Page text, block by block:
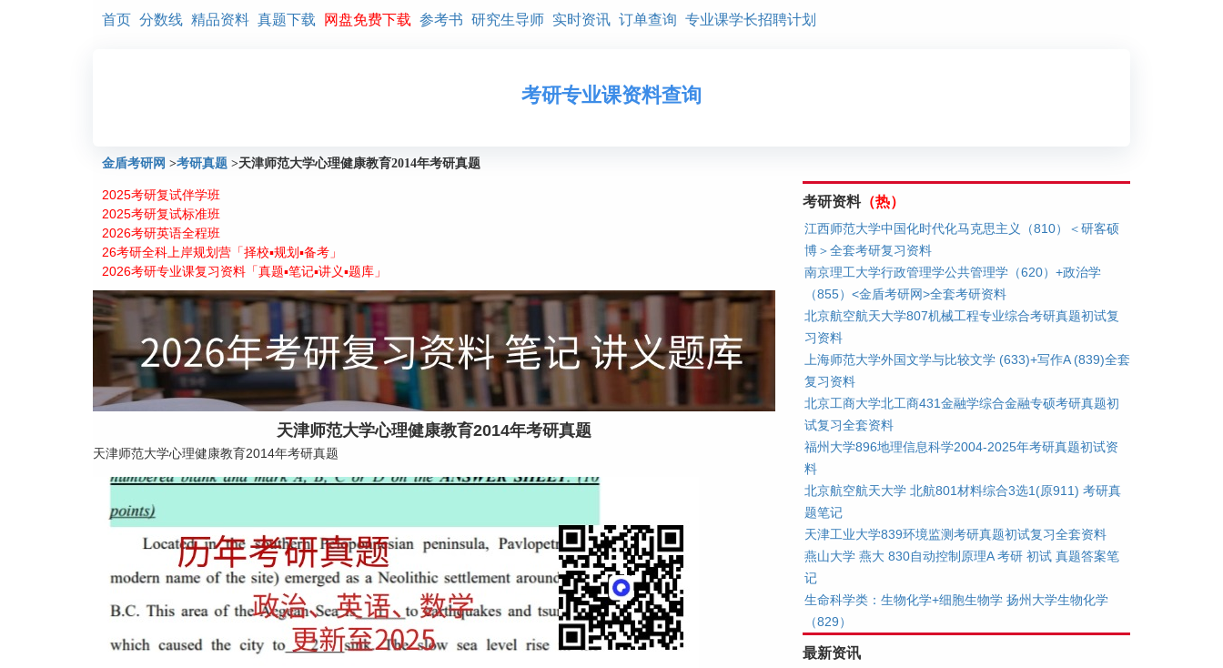
首页 分数线 精品资料 真题下载 网盘免费下载 参考书 研究生导师 实时资讯 订单查询 专业课学长招聘计划
考研专业课资料查询
金盾考研网 >考研真题 >天津师范大学心理健康教育2014年考研真题
2025考研复试伴学班
2025考研复试标准班
2026考研英语全程班
26考研全科上岸规划营「择校▪规划▪备考」
2026考研专业课复习资料「真题▪笔记▪讲义▪题库」
天津师范大学心理健康教育2014年考研真题
天津师范大学心理健康教育2014年考研真题
考研资料（热）
江西师范大学中国化时代化马克思主义（810）＜研客硕
博＞全套考研复习资料
南京理工大学行政管理学公共管理学（620）+政治学
（855）<金盾考研网>全套考研资料
北京航空航天大学807机械工程专业综合考研真题初试复
习资料
上海师范大学外国文学与比较文学 (633)+写作A (839)全套
复习资料
北京工商大学北工商431金融学综合金融专硕考研真题初
试复习全套资料
福州大学896地理信息科学2004-2025年考研真题初试资
料
北京航空航天大学 北航801材料综合3选1(原911) 考研真
题笔记
天津工业大学839环境监测考研真题初试复习全套资料
燕山大学 燕大 830自动控制原理A 考研 初试 真题答案笔
记
生命科学类：生物化学+细胞生物学 扬州大学生物化学
（829）
最新资讯